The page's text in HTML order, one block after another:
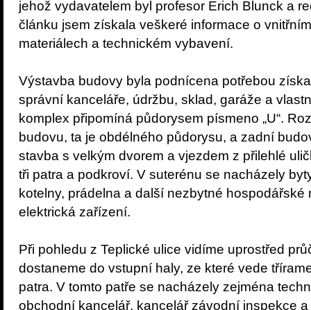
jehož vydavatelem byl profesor Erich Blunck a
článku jsem získala veškeré informace o
materiálech a technickém vybavení.
Výstavba budovy byla podnícena potřebou
správní kanceláře, údržbu, sklad, garáže a
komplex připomíná půdorysem písmeno „U“.
budovu, ta je obdélného půdorysu, a zadní
stavba s velkým dvorem a vjezdem z přilehlé
tři patra a podkroví. V suterénu se nacházely
kotelny, prádelna a další nezbytné hospodářské
elektrická zařízení.
Při pohledu z Teplické ulice vidíme uprostřed
dostaneme do vstupní haly, ze které vede
patra. V tomto patře se nacházely zejména
obchodní kancelář, kancelář závodní inspekce